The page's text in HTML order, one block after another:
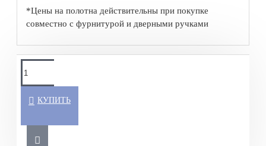
*Цены на полотна действительны при покупке
совместно с фурнитурой и дверными ручками
КУПИТЬ